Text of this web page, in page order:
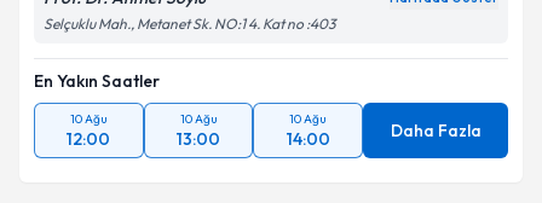
Selçuklu Mah., Metanet Sk. NO:1 4. Kat no :403
En Yakın Saatler
10 Ağu
12:00
10 Ağu
13:00
10 Ağu
14:00 Daha Fazla